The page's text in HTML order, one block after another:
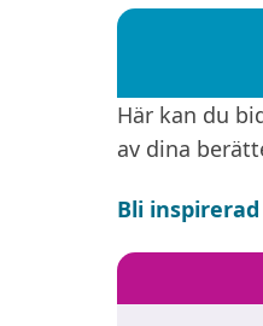
Här kan du
av dina
Bli